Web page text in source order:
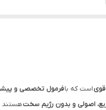
است که بافرمول تخصصی و
اصولی و بدون رژیم سختهستند